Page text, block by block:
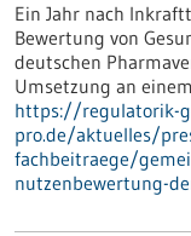
Ein Jahr nach
Bewertung von
deutschen
Umsetzung an
https://regulatorik-
pro.de/aktuelles/
fachbeitraege/
nutzenbewertung-